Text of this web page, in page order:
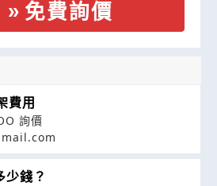
免費詢價
費用
詢價
少錢？